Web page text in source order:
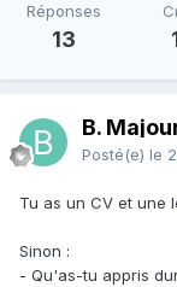
Réponses
13
B.
Posté(e) le
Tu as un CV et une
Sinon :
- Qu'as-tu appris